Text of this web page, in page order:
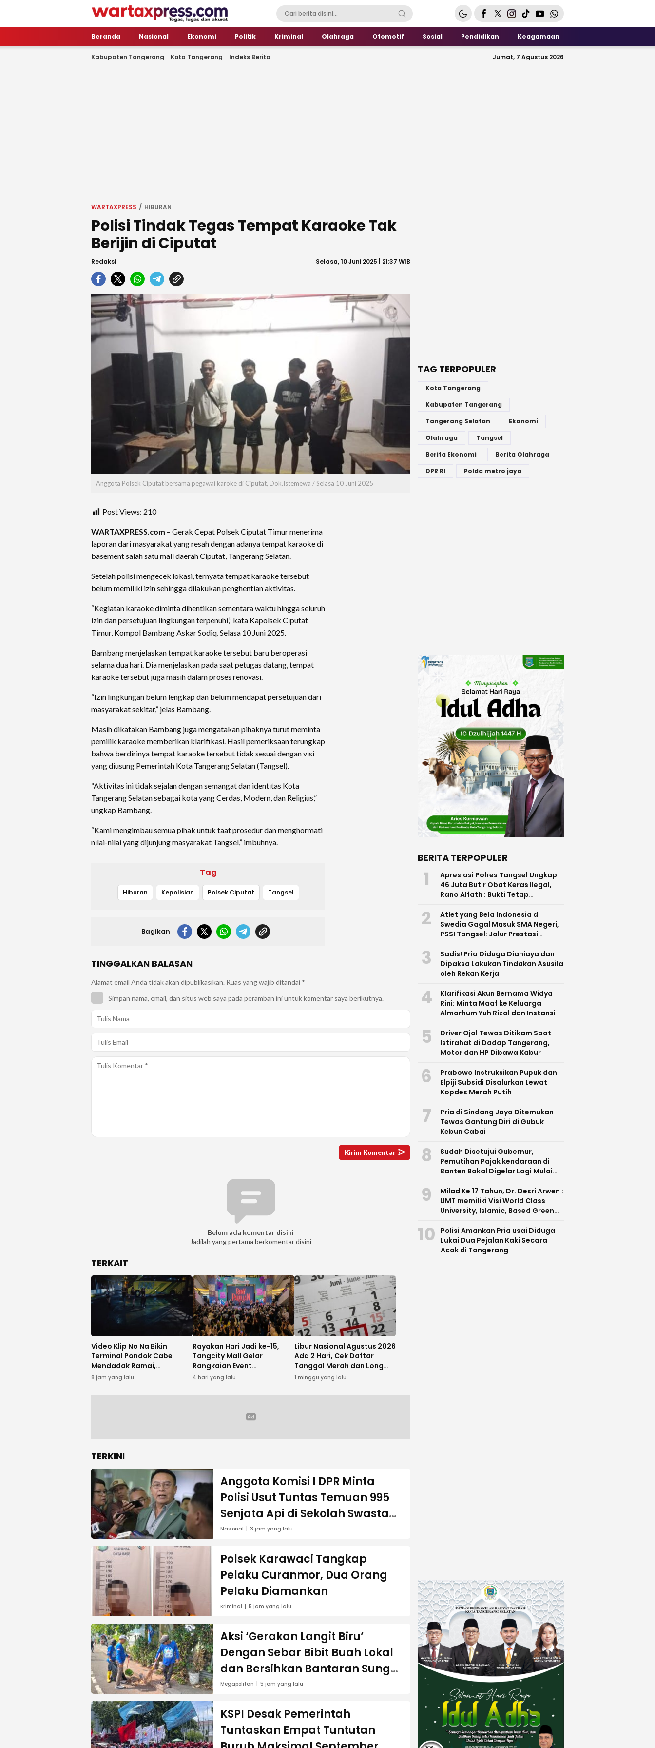
WartaXpress
Tegas, Lugas dan Akurat
Beranda Nasional Ekonomi Politik Kriminal Olahraga Otomotif Sosial Pendidikan Keagamaan
Kabupaten Tangerang Kota Tangerang Indeks Berita Jumat, 7 Agustus 2026
WARTAXPRESS HIBURAN
Polisi Tindak Tegas Tempat Karaoke Tak
Berijin di Ciputat
Redaksi Selasa, 10 Juni 2025 | 21:37 WIB
Anggota Polsek Ciputat bersama pegawai karoke di Ciputat, Dok.Istemewa / Selasa 10 Juni 2025
Post Views: 210
WARTAXPRESS.com – Gerak Cepat Polsek Ciputat Timur menerima
laporan dari masyarakat yang resah dengan adanya tempat karaoke di
basement salah satu mall daerah Ciputat, Tangerang Selatan.
Setelah polisi mengecek lokasi, ternyata tempat karaoke tersebut
belum memiliki izin sehingga dilakukan penghentian aktivitas.
“Kegiatan karaoke diminta dihentikan sementara waktu hingga seluruh
izin dan persetujuan lingkungan terpenuhi,” kata Kapolsek Ciputat
Timur, Kompol Bambang Askar Sodiq, Selasa 10 Juni 2025.
Bambang menjelaskan tempat karaoke tersebut baru beroperasi
selama dua hari. Dia menjelaskan pada saat petugas datang, tempat
karaoke tersebut juga masih dalam proses renovasi.
“Izin lingkungan belum lengkap dan belum mendapat persetujuan dari
masyarakat sekitar,” jelas Bambang.
Masih dikatakan Bambang juga mengatakan pihaknya turut meminta
pemilik karaoke memberikan klarifikasi. Hasil pemeriksaan terungkap
bahwa berdirinya tempat karaoke tersebut tidak sesuai dengan visi
yang diusung Pemerintah Kota Tangerang Selatan (Tangsel).
“Aktivitas ini tidak sejalan dengan semangat dan identitas Kota
Tangerang Selatan sebagai kota yang Cerdas, Modern, dan Religius,”
ungkap Bambang.
“Kami mengimbau semua pihak untuk taat prosedur dan menghormati
nilai-nilai yang dijunjung masyarakat Tangsel,” imbuhnya.
Tag
Hiburan Kepolisian Polsek Ciputat Tangsel
Bagikan
TINGGALKAN BALASAN
Alamat email Anda tidak akan dipublikasikan. Ruas yang wajib ditandai *
Simpan nama, email, dan situs web saya pada peramban ini untuk komentar saya berikutnya.
Belum ada komentar disini
Jadilah yang pertama berkomentar disini
TERKAIT
Video Klip No Na Bikin
Terminal Pondok Cabe
Mendadak Ramai,
Pedagang hingga Jukir Ikut
8 jam yang lalu
Rayakan Hari Jadi ke-15,
Tangcity Mall Gelar
Rangkaian Event
“1n5pirations” dan Konser
4 hari yang lalu
Libur Nasional Agustus 2026
Ada 2 Hari, Cek Daftar
Tanggal Merah dan Long
Weekend
1 minggu yang lalu
TERKINI
Anggota Komisi I DPR Minta
Polisi Usut Tuntas Temuan 995
Senjata Api di Sekolah Swasta
Jaksel
Nasional 3 jam yang lalu
Polsek Karawaci Tangkap
Pelaku Curanmor, Dua Orang
Pelaku Diamankan
Kriminal 5 jam yang lalu
Aksi ‘Gerakan Langit Biru’
Dengan Sebar Bibit Buah Lokal
dan Bersihkan Bantaran Sungai
Cisadane
Megapolitan 5 jam yang lalu
KSPI Desak Pemerintah
Tuntaskan Empat Tuntutan
TAG TERPOPULER
Kota Tangerang
Kabupaten Tangerang
Tangerang Selatan
Ekonomi
Olahraga
Tangsel
Berita Ekonomi
Berita Olahraga
DPR RI
Polda metro jaya
BERITA TERPOPULER
1
Apresiasi Polres Tangsel Ungkap
46 Juta Butir Obat Keras Ilegal,
Rano Alfath : Bukti Tetap
2
Atlet yang Bela Indonesia di
Swedia Gagal Masuk SMA Negeri,
PSSI Tangsel: Jalur Prestasi
3
Sadis! Pria Diduga Dianiaya dan
Dipaksa Lakukan Tindakan Asusila
oleh Rekan Kerja
4
Klarifikasi Akun Bernama Widya
Rini: Minta Maaf ke Keluarga
Almarhum Yuh Rizal dan Instansi
5
Driver Ojol Tewas Ditikam Saat
Istirahat di Dadap Tangerang,
Motor dan HP Dibawa Kabur
6
Prabowo Instruksikan Pupuk dan
Elpiji Subsidi Disalurkan Lewat
Kopdes Merah Putih
7
Pria di Sindang Jaya Ditemukan
Tewas Gantung Diri di Gubuk
Kebun Cabai
8
Sudah Disetujui Gubernur,
Pemutihan Pajak kendaraan di
Banten Bakal Digelar Lagi Mulai
9
Milad Ke 17 Tahun, Dr. Desri Arwen :
UMT memiliki Visi World Class
University, Islamic, Based Green
Unggul di Banten
10
Polisi Amankan Pria usai Diduga
Lukai Dua Pejalan Kaki Secara
Acak di Tangerang